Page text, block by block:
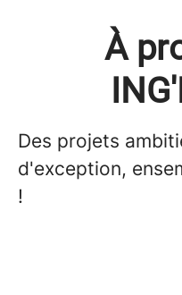
À
Des projets
d'exception,
!